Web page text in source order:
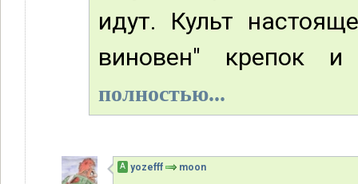
идут. Культ
виновен" крепок
полностью...
А yozefff moon